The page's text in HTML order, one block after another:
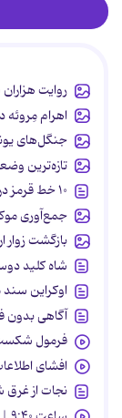
روایت
اهرام
جنگل‌های
تازه‌ترین
۱۰ خط قرمز در دعوای همسران
جمع‌آوری
بازگشت زوار
شاه کلید
اوکراین سند
آگاهی بدون
فرمول
افشای
نجات از